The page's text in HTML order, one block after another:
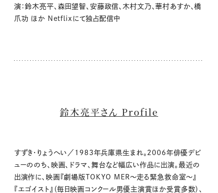
演：鈴木亮平、森田望智、安藤政信、木村文乃、華村あすか、橋
爪功 ほか Netflixにて独占配信中
鈴木亮平さん Profile
すずき・りょうへい／1983年兵庫県生まれ。2006年俳優デビ
ューののち、映画、ドラマ、舞台など幅広い作品に出演。最近の
出演作に、映画『劇場版TOKYO MER〜走る緊急救命室〜』
『エゴイスト』（毎日映画コンクール男優主演賞ほか受賞多数）、